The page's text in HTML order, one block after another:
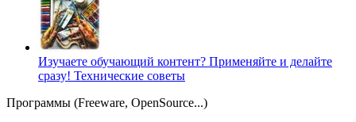
Изучаете обучающий контент? Применяйте и делайте
сразу! Технические советы
Программы (Freeware, OpenSource...)